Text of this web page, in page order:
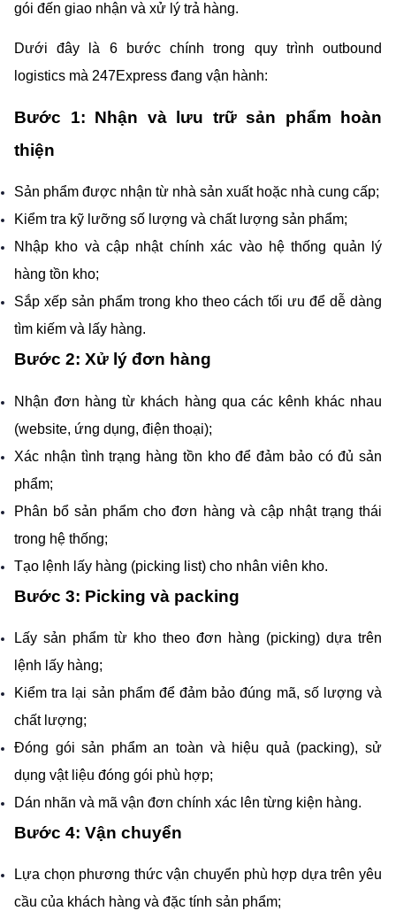
gói đến giao nhận và xử lý trả hàng.
Dưới đây là 6 bước chính trong quy trình outbound
logistics mà 247Express đang vận hành:
Bước 1: Nhận và lưu trữ sản phẩm hoàn
thiện
Sản phẩm được nhận từ nhà sản xuất hoặc nhà cung cấp;
Kiểm tra kỹ lưỡng số lượng và chất lượng sản phẩm;
Nhập kho và cập nhật chính xác vào hệ thống quản lý
hàng tồn kho;
Sắp xếp sản phẩm trong kho theo cách tối ưu để dễ dàng
tìm kiếm và lấy hàng.
Bước 2: Xử lý đơn hàng
Nhận đơn hàng từ khách hàng qua các kênh khác nhau
(website, ứng dụng, điện thoại);
Xác nhận tình trạng hàng tồn kho để đảm bảo có đủ sản
phẩm;
Phân bổ sản phẩm cho đơn hàng và cập nhật trạng thái
trong hệ thống;
Tạo lệnh lấy hàng (picking list) cho nhân viên kho.
Bước 3: Picking và packing
Lấy sản phẩm từ kho theo đơn hàng (picking) dựa trên
lệnh lấy hàng;
Kiểm tra lại sản phẩm để đảm bảo đúng mã, số lượng và
chất lượng;
Đóng gói sản phẩm an toàn và hiệu quả (packing), sử
dụng vật liệu đóng gói phù hợp;
Dán nhãn và mã vận đơn chính xác lên từng kiện hàng.
Bước 4: Vận chuyển
Lựa chọn phương thức vận chuyển phù hợp dựa trên yêu
cầu của khách hàng và đặc tính sản phẩm;